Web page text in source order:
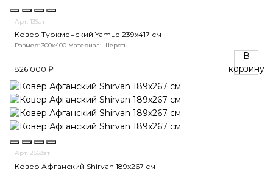
Арт. 139ат
Ковер Туркменский Yamud 239x417 см
Размер: 300x400 Материал: Шерсть
826 000 ₽
В
корзину
Арт. 2568ат
Ковер Афганский Shirvan 189x267 см